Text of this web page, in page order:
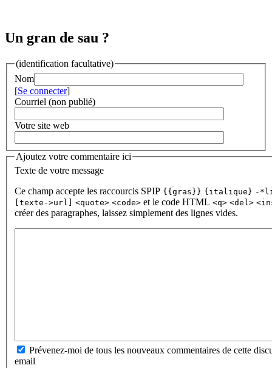
Un gran de sau ?
(identification facultative)
Nom
[Se connecter]
Courriel (non publié)
Votre site web
Ajoutez votre commentaire ici
Texte de votre message
Ce champ accepte les raccourcis SPIP {{gras}} {italique} -
[texte->url]
<quote> <code> et le code HTML <q> <del>
créer des paragraphes, laissez simplement des lignes vides.
Prévenez-moi de tous les nouveaux commentaires de cette
email